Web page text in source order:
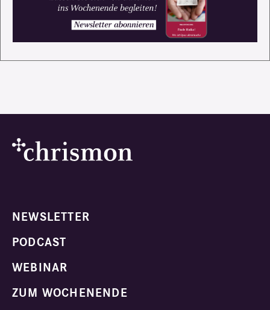
NEWSLETTER
PODCAST
WEBINAR
ZUM WOCHENENDE